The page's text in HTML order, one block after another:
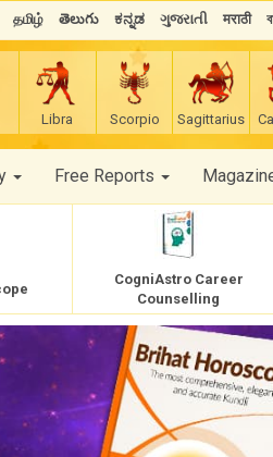
தமிழ் తెలుగు ಕನ್ನಡ ગુજરાતી मराठी
Libra Scorpio Sagittarius
Free Reports
CogniAstro Career
Counselling